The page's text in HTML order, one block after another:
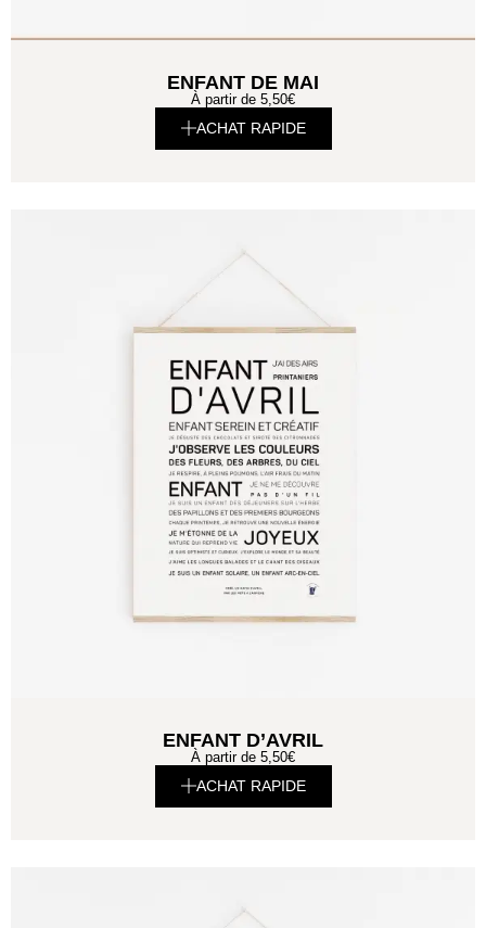
ENFANT DE MAI
À partir de 5,50€
ACHAT RAPIDE
ENFANT D’AVRIL
À partir de 5,50€
ACHAT RAPIDE